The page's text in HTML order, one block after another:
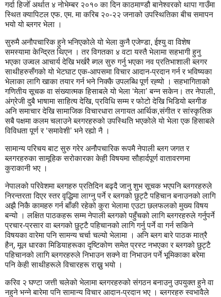
गर्दा हिजोँ अर्थात ४ नोभेम्बर २०१० का दिन काठमाण्डौ बानेश्वरको थापा गाउँमा
स्थित क्यापिटल एफ. एम. मा करिब २०-२२ जनाको उपस्थितिका बीच समापन
भयो यो ब्लगर भेला ।
सुरुमै अनौपचारिक हुने भनिएकोले यो भेला कुनै एजेण्डा, ईश्यु वा विशेष
समस्यामा केन्द्रित थिएन । तर विगतका ४ वटा यस्तै भेलामा सहभागी हुनु
भएका उज्वल आचार्य देखि भर्खरै ब्गल सुरु गर्नु भएका नव प्रतिभाशाली ब्लगर
साथीहरुसँगको यो भेटघाट एक-आपसमा विचार आदान-प्रदान गर्न र भविष्यका
भेलाका लागि खाका तयार गर्न भने निक्कै उपलब्धि पूर्ण रह्‍यो । सहभागिताको
गणितीय सूचक वा संख्यात्मक हिसाबले यो भेला ‘मेला’ बन्न सकेन। तर नेपाली,
अंग्रेजी दुबै भाषामा साहित्य देखि, प्रविधि सम्म र फोटो देखि भिडियो ब्लगीङ
अनि समाचार देखि सामाजिक विचारधारा लगायत आर्थिक,संगीत र सांस्कृतिक
सबै पक्षमा कलम चलाउने ब्लगरहरुको उपस्थिति भएकोले यो भेला एक हिसाबले
विविधता पूर्ण र ‘समावेशी’ भने रह्यो नै ।
सामान्य परिचय बाट सुरु गरेर अनौपचारिक रूपमै नेपाली ब्लग जगत र
ब्लगरहरुका सामूहिक सरोकारका केही विषयमा सौहार्दपूर्ण वातावरणमा
कुराकानी भए ।
नेपालको परिवेशमा ब्लगहरु प्रतिदिन बढ्दै जानु शुभ सूचक भएपनि ब्लगरहरुले
निरन्तरता दिएर स्तर वृद्धिमा लाग्नु पर्ने र ब्लगको छुट्टै पहिचान बनाउनको लागि
अझै निकै कामहरु गर्न बाँकी रहेको कुरा भेलामा एउटा छलफलको मुख्य विषय
बन्यो । लक्षित पाठकहरू सम्म नेपाली ब्लगको पहुँचको लागि ब्लगरहरुले गर्नुपर्ने
प्रचार-प्रसार वा ब्लगको छुट्टै पहिचानको लागि गर्नु पर्ने वा गर्न सकिने
विषयका वारेमा पनि सामन्य चर्चा चल्यो भेलामा । अनि ब्लग बारे पाठक मात्रै
हैन्, मूल धारका मिडियाहरूका दृष्टिकोण समेत प्रस्ट नभएका र ब्लगको छुट्टै
पहिचानको लागि ब्लगरहरुले निभाउन सक्ने वा निभाउन पर्ने भूमिकाका बरेमा
पनि केही साथीहरूले विचारहरू राख्नु भयो ।
करिव २ घण्टा जत्ती चलेको भेलामा ब्लगरहरुको संगठन बनाउनु उपयुक्त हुने वा
नहुने भन्ने बारेमा पनि सामान्य विचार आदान-प्रदान भए । ब्लगरहरु स्वभावैले